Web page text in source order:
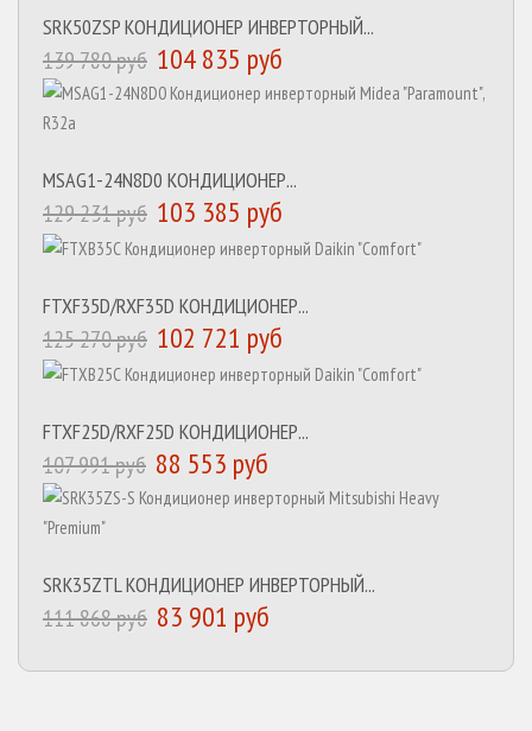
SRK50ZSP КОНДИЦИОНЕР ИНВЕРТОРНЫЙ...
139 780 руб 104 835 руб
MSAG1-24N8D0 КОНДИЦИОНЕР...
129 231 руб 103 385 руб
FTXF35D/RXF35D КОНДИЦИОНЕР...
125 270 руб 102 721 руб
FTXF25D/RXF25D КОНДИЦИОНЕР...
107 991 руб 88 553 руб
SRK35ZTL КОНДИЦИОНЕР ИНВЕРТОРНЫЙ...
111 868 руб 83 901 руб